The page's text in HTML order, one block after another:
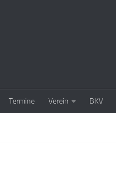
Termine Verein BKV